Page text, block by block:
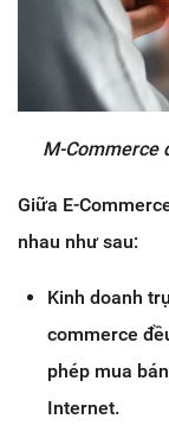
M-Commerce
Giữa E-
nhau như sau:
Kinh doanh
commerce
phép mua
Internet.